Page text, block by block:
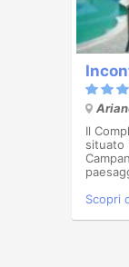
Il
situato
Scopri